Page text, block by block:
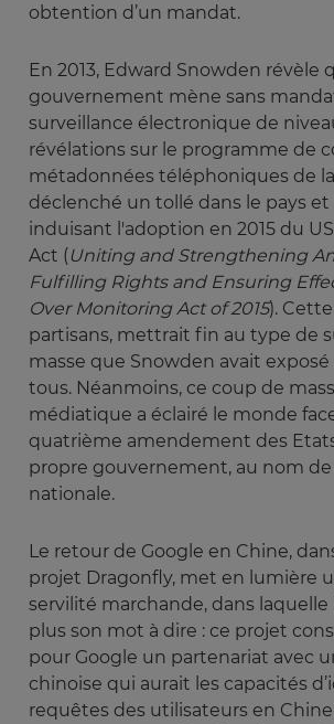
obtention d’un mandat.
En 2013, Edward Snowden révèle
gouvernement mène sans
surveillance électronique de
révélations sur le programme de
métadonnées téléphoniques de
déclenché un tollé dans le pays et
induisant l'adoption en 2015 du
Act (Uniting and Strengthening
Fulfilling Rights and Ensuring
Over Monitoring Act of 2015).
partisans, mettrait fin au type de
masse que Snowden avait
tous. Néanmoins, ce coup de
médiatique a éclairé le monde
quatrième amendement des
propre gouvernement, au nom de
nationale.
Le retour de Google en Chine,
projet Dragonfly, met en lumière
servilité marchande, dans laquelle
plus son mot à dire : ce projet
pour Google un partenariat avec
chinoise qui aurait les capacités
requêtes des utilisateurs en